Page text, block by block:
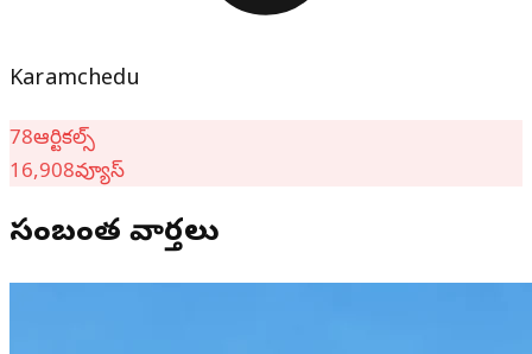
Karamchedu
78ఆర్టికల్స్
16,908వ్యూస్
సంబంధిత వార్తలు